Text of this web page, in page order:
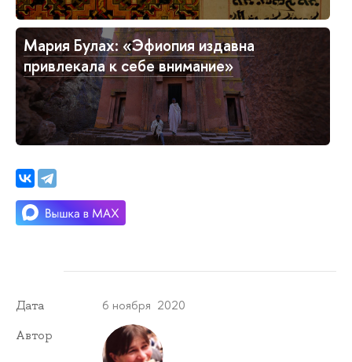
Мария Булах: «Эфиопия издавна
привлекала к себе внимание»
Дата 6 ноября 2020
Автор